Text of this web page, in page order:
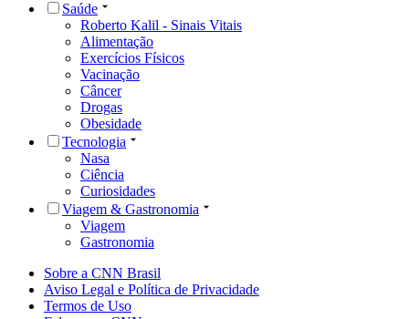
Saúde
Roberto Kalil - Sinais Vitais
Alimentação
Exercícios Físicos
Vacinação
Câncer
Drogas
Obesidade
Tecnologia
Nasa
Ciência
Curiosidades
Viagem & Gastronomia
Viagem
Gastronomia
Sobre a CNN Brasil
Aviso Legal e Política de Privacidade
Termos de Uso